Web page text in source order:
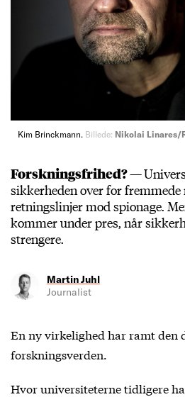
Kim Brinckmann. Billede: Nikolai Linares/
Forskningsfrihed? —
sikkerheden over for fremmede
retningslinjer mod spionage.
kommer under pres, når
strengere.
Martin Juhl
Journalist
En ny virkelighed har ramt den
forskningsverden.
Hvor universiteterne tidligere